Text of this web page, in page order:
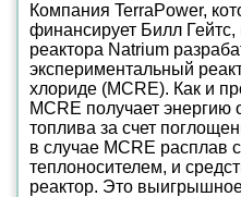
Компания TerraPower,
финансирует Билл Гейтс,
реактора Natrium
экспериментальный
хлориде (MCRE). Как и
MCRE получает энергию
топлива за счет
в случае MCRE расплав
теплоносителем, и
реактор. Это